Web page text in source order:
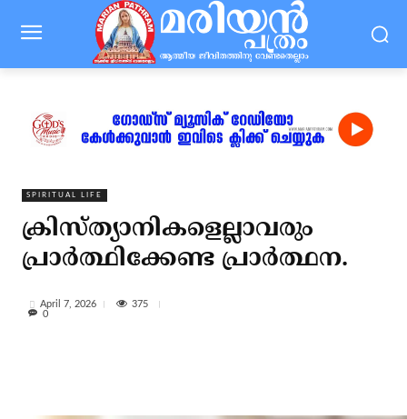
SPIRITUAL LIFE
ക്രിസ്ത്യാനികളെല്ലാവരും
പ്രാര്‍ത്ഥിക്കേണ്ട പ്രാര്‍ത്ഥന.
April 7, 2026
375
0